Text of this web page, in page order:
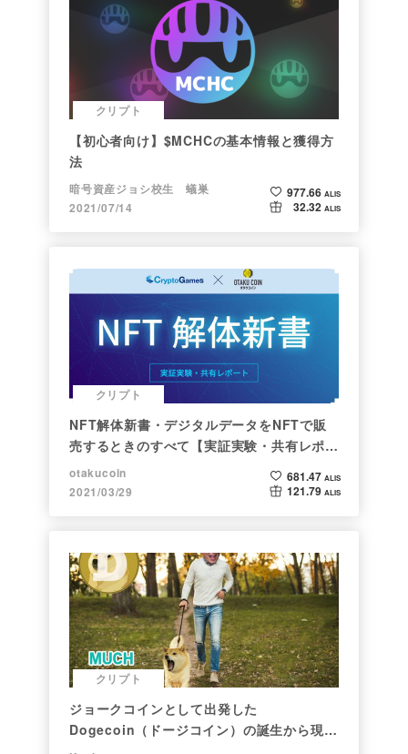
クリプト
【初心者向け】$MCHCの基本情報と獲得方
法
暗号資産ジョシ校生 蟻巣
2021/07/14
977.66 ALIS
32.32 ALIS
クリプト
NFT解体新書・デジタルデータをNFTで販
売するときのすべて【実証実験・共有レポー
ト】
otakucoin
2021/03/29
681.47 ALIS
121.79 ALIS
クリプト
ジョークコインとして出発した
Dogecoin（ドージコイン）の誕生から現在